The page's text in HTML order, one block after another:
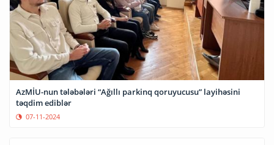
AzMİU-nun tələbələri “Ağıllı parkinq qoruyucusu” layihəsini
təqdim ediblər
07-11-2024